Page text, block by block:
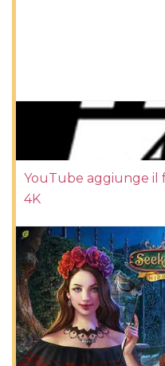
YouTube aggiunge il
4K